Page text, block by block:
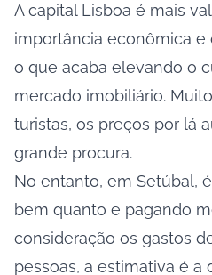
A capital Lisboa é mais
importância econômica e
o que acaba elevando o
mercado imobiliário.
turistas, os preços por lá
grande procura.
No entanto, em Setúbal,
bem quanto e pagando
consideração os gastos
pessoas, a estimativa é a